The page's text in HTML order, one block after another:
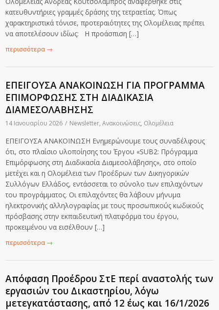
κατευθυντήριες γραμμές δράσης της τετραετίας. Όπως
χαρακτηριστικά τόνισε, προτεραιότητες της Ολομέλειας πρέπει
να αποτελέσουν ιδίως: Η προάσπιση […]
περισσότερα →
ΕΠΕΙΓΟΥΣΑ ΑΝΑΚΟΙΝΩΣΗ ΓΙΑ ΠΡΟΓΡΑΜΜΑ
ΕΠΙΜΟΡΦΩΣΗΣ ΣΤΗ ΔΙΑΔΙΚΑΣΙΑ
ΔΙΑΜΕΣΟΛΑΒΗΣΗΣ
14 Ιανουαρίου 2026 / Newsletter,Ανακοινώσεις, Ολομέλεια
ΕΠΕΙΓΟΥΣΑ ΑΝΑΚΟΙΝΩΣΗ Ενημερώνουμε τους συναδέλφους
ότι, στο πλαίσιο υλοποίησης του Έργου «SUB2: Πρόγραμμα
Επιμόρφωσης στη Διαδικασία Διαμεσολάβησης», στο οποίο
μετέχει και η Ολομέλεια των Προέδρων των Δικηγορικών
Συλλόγων Ελλάδος, εντάσσεται το σύνολο των επιλαχόντων
του προγράμματος. Οι επιλαχόντες θα λάβουν μήνυμα
ηλεκτρονικής αλληλογραφίας με τους προσωπικούς κωδικούς
πρόσβασης στην εκπαιδευτική πλατφόρμα του έργου,
προκειμένου να εισέλθουν […]
περισσότερα →
Aπόφαση Προέδρου ΣτΕ περί αναστολής των
εργασιών του Δικαστηρίου, λόγω
μετεγκατάστασης, από 12 έως και 16/1/2026